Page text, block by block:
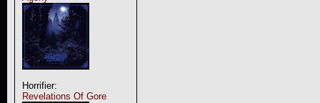
Horrifier:
Revelations Of Gore